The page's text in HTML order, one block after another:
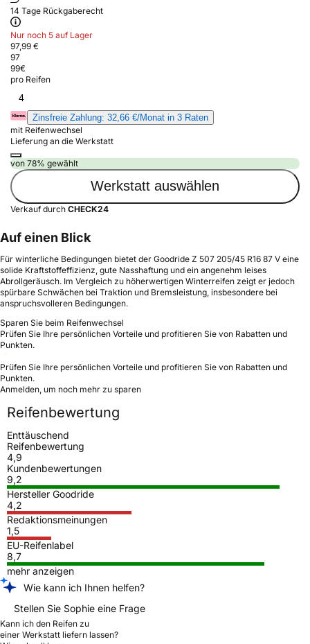
14 Tage Rückgaberecht
Nur noch 5 auf Lager
97,99 €
97
99€
pro Reifen
4
Zinsfreie Zahlung: 32,66 €/Monat in 3 Raten
mit Reifenwechsel
Lieferung an die Werkstatt
von 78% gewählt
Werkstatt auswählen
Verkauf durch CHECK24
Auf einen Blick
Für winterliche Bedingungen bietet der Goodride Z 507 205/45 R16 87 V eine
solide Kraftstoffeffizienz, gute Nasshaftung und ein angenehm leises
Abrollgeräusch. Im Vergleich zu höherwertigen Winterreifen zeigt er jedoch
spürbare Schwächen bei Traktion und Bremsleistung, insbesondere bei
anspruchsvolleren Bedingungen.
Sparen Sie beim Reifenwechsel
Prüfen Sie Ihre persönlichen Vorteile und profitieren Sie von Rabatten und
Punkten.
Prüfen Sie Ihre persönlichen Vorteile und profitieren Sie von Rabatten und
Punkten.
Anmelden, um noch mehr zu sparen
Reifenbewertung
Enttäuschend
Reifenbewertung
4,9
Kundenbewertungen
9,2
Hersteller Goodride
4,2
Redaktionsmeinungen
1,5
EU-Reifenlabel
8,7
mehr anzeigen
Wie kann ich Ihnen helfen?
Stellen Sie Sophie eine Frage
Kann ich den Reifen zu
einer Werkstatt liefern lassen?